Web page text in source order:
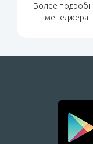
Более
менеджера